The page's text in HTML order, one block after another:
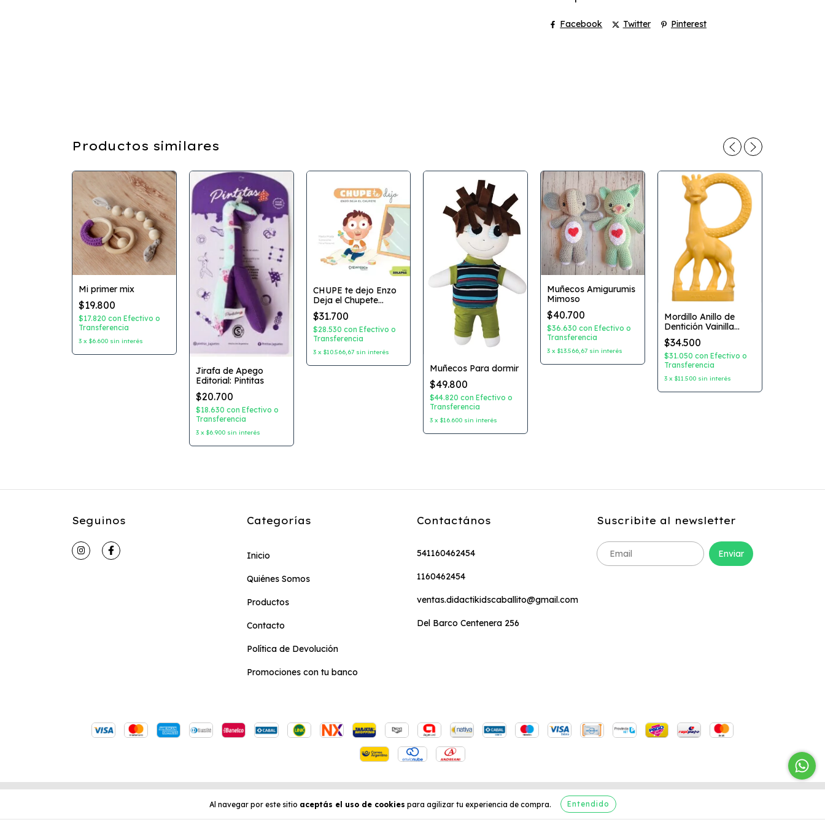
Al navegar por este sitio aceptás el uso de cookies para agilizar tu experiencia de compra. Entendido
Facebook Twitter Pinterest
Productos similares
Mi primer mix
$19.800
$17.820 con Efectivo o
Transferencia
3 x $6.600 sin interés
Jirafa de Apego
Editorial: Pintitas
$20.700
$18.630 con Efectivo o
Transferencia
3 x $6.900 sin interés
CHUPE te dejo Enzo
Deja el Chupete
Coleccion: Enzo
Autor: Marta Prada
Dibujante: Maria
Monsonet Editorial:
Carambuco
$31.700
$28.530 con Efectivo o
Transferencia
3 x $10.566,67 sin interés
Muñecos Para dormir
$49.800
$44.820con Efectivo o
Transferencia
3 x$16.600 sin interés
Muñecos Amigurumis
Mimoso
$40.700
$36.630con Efectivo o
Transferencia
3 x$13.566,67 sin interés
Mordillo Anillo de
Dentición Vainilla
Sophie la Girafe
$34.500
$31.050con Efectivo o
Transferencia
3 x$11.500 sin interés
Seguinos Categorías
Inicio
Quiénes Somos
Productos
Contacto
Política de Devolución
Promociones con tu banco
Contactános
541160462454
1160462454
ventas.didactikidscaballito@gmail.com
Del Barco Centenera 256
Suscribite al newsletter
Defensa de las y los consumidores. Para reclamos ingresá acá. / Botón de arrepentimiento